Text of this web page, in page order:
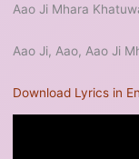
Aao Ji Mhara
Aao Ji, Aao, Aao Ji
Download Lyrics in